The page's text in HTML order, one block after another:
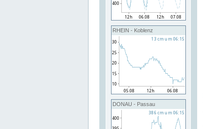
RHEIN - Koblenz
DONAU - Passau